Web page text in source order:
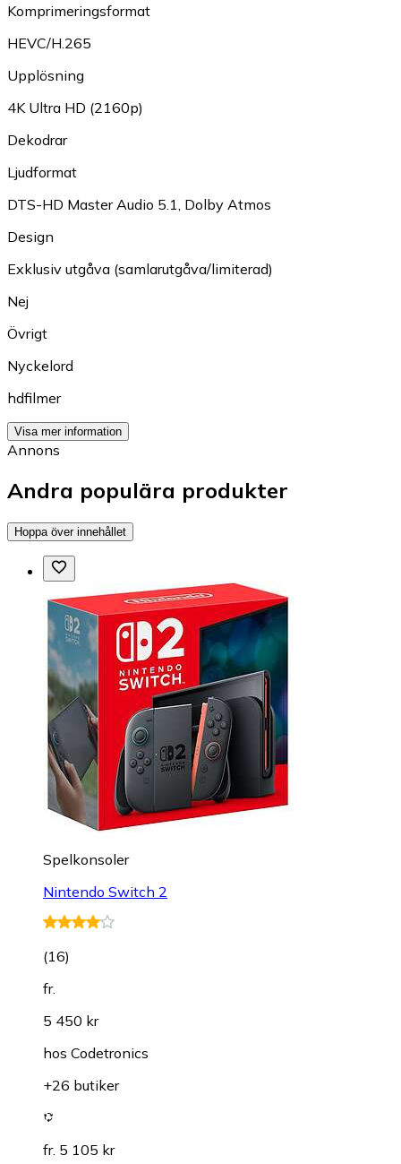
Komprimeringsformat
HEVC/H.265
Upplösning
4K Ultra HD (2160p)
Dekodrar
Ljudformat
DTS-HD Master Audio 5.1, Dolby Atmos
Design
Exklusiv utgåva (samlarutgåva/limiterad)
Nej
Övrigt
Nyckelord
hdfilmer
Visa mer information
Annons
Andra populära produkter
Hoppa över innehållet
Spelkonsoler
Nintendo Switch 2
(16)
fr.
5 450 kr
hos Codetronics
+26 butiker
fr. 5 105 kr